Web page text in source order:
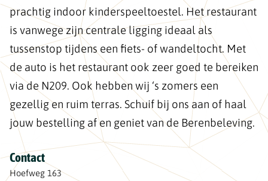
prachtig indoor kinderspeeltoestel. Het restaurant
is vanwege zijn centrale ligging ideaal als
tussenstop tijdens een fiets- of wandeltocht. Met
de auto is het restaurant ook zeer goed te bereiken
via de N209. Ook hebben wij ‘s zomers een
gezellig en ruim terras. Schuif bij ons aan of haal
jouw bestelling af en geniet van de Berenbeleving.
Contact
Hoefweg 163